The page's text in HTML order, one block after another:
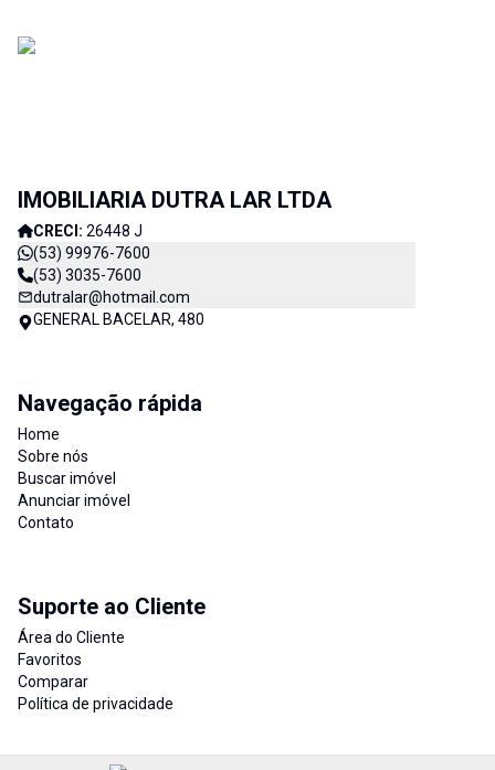
IMOBILIARIA DUTRA LAR LTDA
CRECI: 26448 J
(53) 99976-7600
(53) 3035-7600
dutralar@hotmail.com
GENERAL BACELAR, 480
Navegação rápida
Home
Sobre nós
Buscar imóvel
Anunciar imóvel
Contato
Suporte ao Cliente
Área do Cliente
Favoritos
Comparar
Política de privacidade